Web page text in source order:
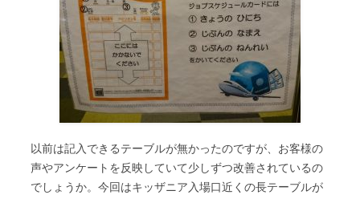
以前は記入できるテーブルが無かったのですが、お客様の
声やアンケートを反映していて少しずつ改善されているの
でしょうか。今回はキッザニア入場口近くの長テーブルが